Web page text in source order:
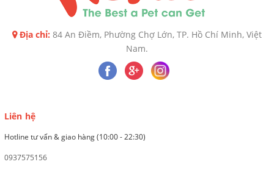
Địa chỉ: 84 An Điềm, Phường Chợ Lớn, TP. Hồ Chí Minh, Việt
Nam.
Liên hệ
Hotline tư vấn & giao hàng (10:00 - 22:30)
0937575156